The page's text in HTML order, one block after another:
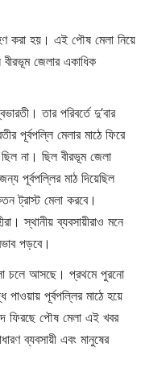
করা হয়। এই পৌষ মেলা নিয়ে
জেলার একাধিক
তার পরিবর্তে দু’বার
পূর্বপল্লি মেলার মাঠে ফিরে
না। ছিল বীরভূম জেলা
পূর্বপল্লির মাঠ দিয়েছিল
ট্রাস্ট মেলা করবে।
স্থানীয় ব্যবসায়ীরাও মনে
পড়বে।
চলে আসছে। প্রথমে পুরনো
পাওয়ায় পূর্বপল্লির মাঠে হয়ে
ফিরছে পৌষ মেলা এই খবর
ব্যবসায়ী এবং মানুষের